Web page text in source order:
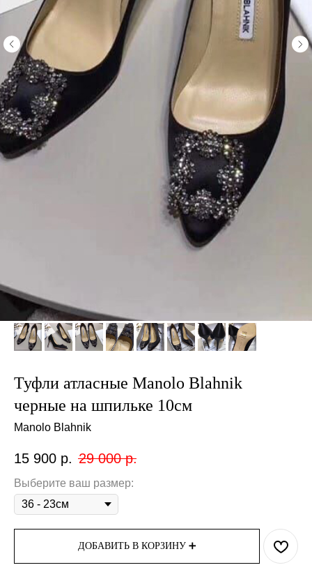
Туфли атласные Manolo Blahnik
черные на шпильке 10см
Manolo Blahnik
15 900 р. 29 000 р.
Выберите ваш размер:
ДОБАВИТЬ В КОРЗИНУ ➕